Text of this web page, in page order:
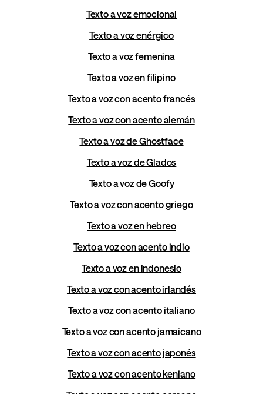
Texto a voz emocional
Texto a voz enérgico
Texto a voz femenina
Texto a voz en filipino
Texto a voz con acento francés
Texto a voz con acento alemán
Texto a voz de Ghostface
Texto a voz de Glados
Texto a voz de Goofy
Texto a voz con acento griego
Texto a voz en hebreo
Texto a voz con acento indio
Texto a voz en indonesio
Texto a voz con acento irlandés
Texto a voz con acento italiano
Texto a voz con acento jamaicano
Texto a voz con acento japonés
Texto a voz con acento keniano